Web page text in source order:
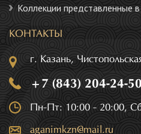
Коллекции представленные
КОНТАКТЫ
г. Казань,
+7 (843) 204-24-50
Пн-Пт: 10:00 - 20:00,
aganimkzn@mail.ru